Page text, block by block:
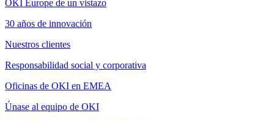
OKI Europe de un vistazo
30 años de innovación
Nuestros clientes
Responsabilidad social y corporativa
Oficinas de OKI en EMEA
Únase al equipo de OKI